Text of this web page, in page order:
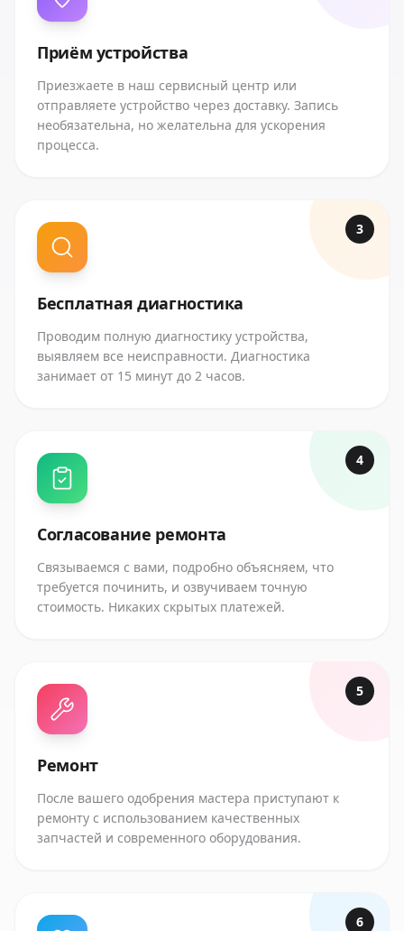
Приём устройства
Приезжаете в наш сервисный центр или
отправляете устройство через доставку. Запись
необязательна, но желательна для ускорения
процесса.
3
Бесплатная диагностика
Проводим полную диагностику устройства,
выявляем все неисправности. Диагностика
занимает от 15 минут до 2 часов.
4
Согласование ремонта
Связываемся с вами, подробно объясняем, что
требуется починить, и озвучиваем точную
стоимость. Никаких скрытых платежей.
5
Ремонт
После вашего одобрения мастера приступают к
ремонту с использованием качественных
запчастей и современного оборудования.
6